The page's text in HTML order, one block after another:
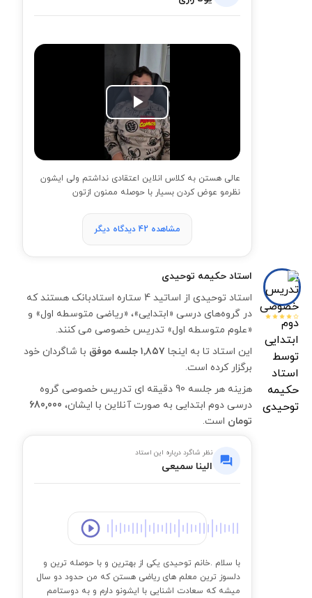
Play
Video
عالی هستن به کلاس انلاین اعتقادی نداشتم ولی ایشون
نظرمو عوض کردن بسیار با حوصله ممنون ازتون
مشاهده 42 دیدگاه دیگر
استاد حکیمه توحیدی
استاد توحیدی از اساتید 4 ستاره استادبانک هستند که
در گروه‌های درسی «ابتدایی»، «ریاضی متوسطه اول» و
«علوم متوسطه اول» تدریس خصوصی می کنند.
این استاد تا به اینجا ۱٬۸۵۷ جلسه موفق
با شاگردان خود
برگزار کرده است.
هزینه هر جلسه 90 دقیقه ای تدریس خصوصی گروه
درسی دوم ابتدایی به صورت آنلاین با ایشان، 680,000
تومان است.
نظر شاگرد درباره این استاد
الینا سمیعی
با سلام .خانم توحیدی یکی از بهترین و با حوصله ترین و
دلسوز ترین معلم های ریاضی هستن که من حدود دو سال
میشه که سعادت اشنایی با ایشونو دارم و به دوستامم